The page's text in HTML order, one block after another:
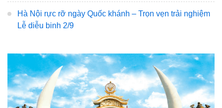
Hà Nội rực rỡ ngày Quốc khánh – Trọn vẹn trải nghiệm
Lễ diễu binh 2/9